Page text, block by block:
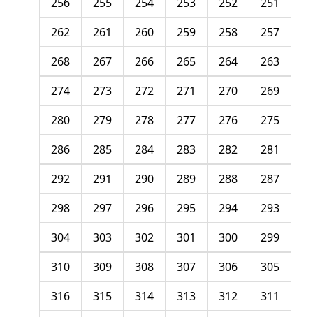
257
258
259
260
261
262
263
264
265
266
267
268
269
270
271
272
273
274
275
276
277
278
279
280
281
282
283
284
285
286
287
288
289
290
291
292
293
294
295
296
297
298
299
300
301
302
303
304
305
306
307
308
309
310
311
312
313
314
315
316